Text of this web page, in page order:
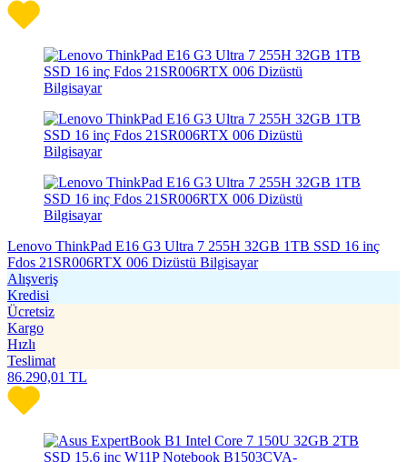
Lenovo ThinkPad E16 G3 Ultra 7 255H 32GB 1TB SSD 16 inç
Fdos 21SR006RTX 006 Dizüstü Bilgisayar
Alışveriş
Kredisi
Ücretsiz
Kargo
Hızlı
Teslimat
86.290,01 TL